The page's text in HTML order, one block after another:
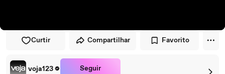
Curtir Compartilhar Favorito
voja123 Seguir